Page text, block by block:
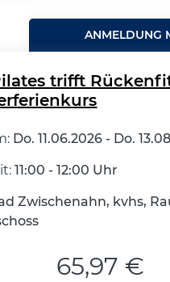
ANMELDUNG
trifft
Do. 11.06.2026 - Do.
11:00 - 12:00 Uhr
Zwischenahn, kvhs,
65,97 €